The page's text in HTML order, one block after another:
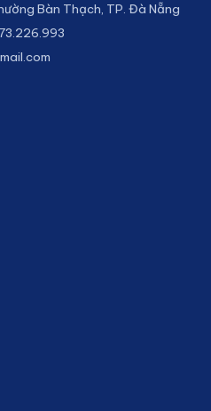
Bàn Thạch, TP. Đà Nẵng